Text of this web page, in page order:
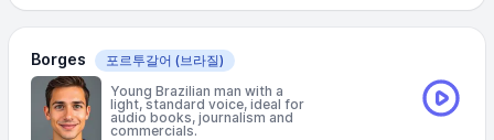
Borges 포르투갈어 (브라질)
Young Brazilian man with a
light, standard voice, ideal for
audio books, journalism and
commercials.